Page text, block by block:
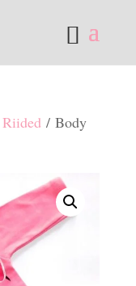
Riided/ Body